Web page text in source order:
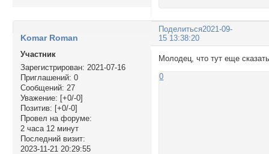
Поделиться2021-09-
15 13:38:20
Komar Roman
Участник
Зарегистрирован: 2021-07-16
Приглашений: 0
Сообщений: 27
Уважение: [+0/-0]
Позитив: [+0/-0]
Провел на форуме:
2 часа 12 минут
Последний визит:
2023-11-21 20:29:55
Молодец, что тут еще
0